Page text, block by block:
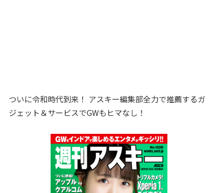
ついに令和時代到来！ アスキー編集部全力で推薦するガ
ジェット＆サービスでGWもヒマなし！